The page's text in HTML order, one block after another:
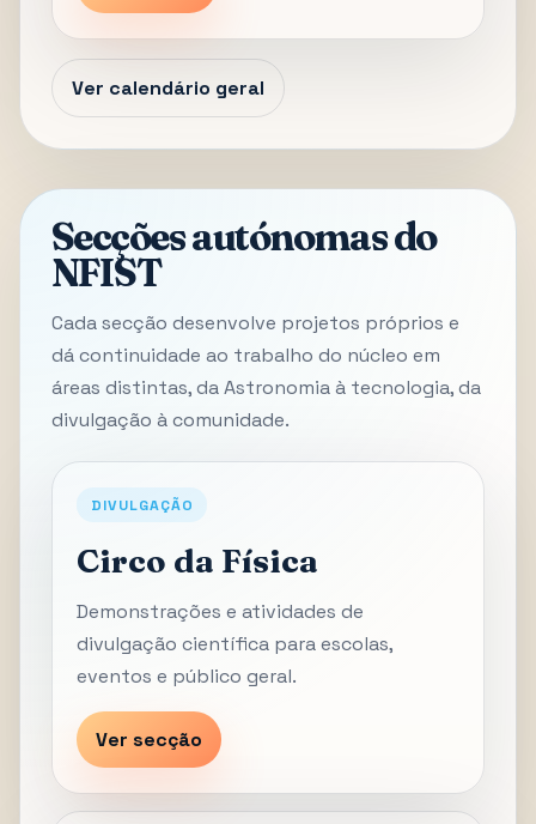
Ver calendário geral
Secções autónomas do
NFIST
Cada secção desenvolve projetos próprios e
dá continuidade ao trabalho do núcleo em
áreas distintas, da Astronomia à tecnologia, da
divulgação à comunidade.
DIVULGAÇÃO
Circo da Física
Demonstrações e atividades de
divulgação científica para escolas,
eventos e público geral.
Ver secção